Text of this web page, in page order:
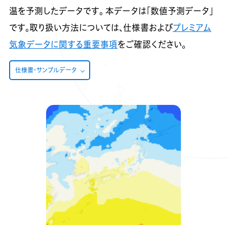
温を予測したデータです。 本データは「数値予測データ」
です。取り扱い方法については、仕様書およびプレミアム
気象データに関する重要事項をご確認ください。
仕様書・サンプルデータ